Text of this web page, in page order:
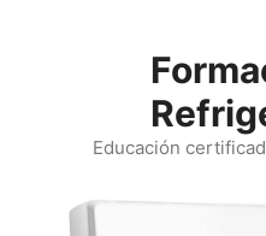
Educación